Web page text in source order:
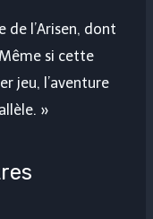
de l’Arisen, dont
si cette
jeu, l’aventure
»